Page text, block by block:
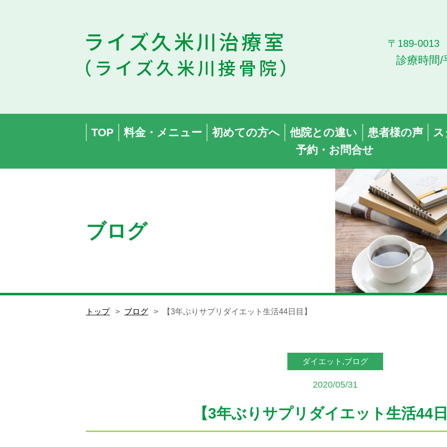
〒189-0013
診療時間/
TOP 料金・メニュー 初めての方へ 他院との違い 患者様の声
予約・お問合せ
ブログ
トップ ブログ 【3年ぶりサプリダイエット生活44日目】
ダイエット,ブログ
2020/05/31
【3年ぶりサプリダイエット生活44